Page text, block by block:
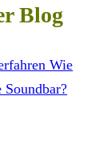
Blog